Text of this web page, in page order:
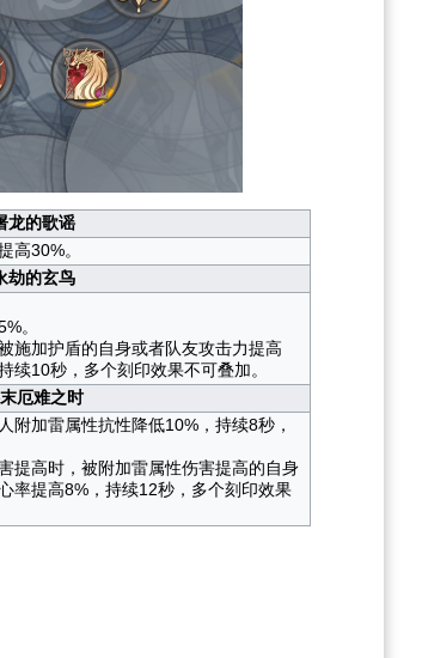
龙的歌谣
高30%。
劫的玄鸟
。
施加护盾的自身或者队友攻击力提高
续10秒，多个刻印效果不可叠加。
厄难之时
附加雷属性抗性降低10%，持续8秒，
提高时，被附加雷属性伤害提高的自身
率提高8%，持续12秒，多个刻印效果